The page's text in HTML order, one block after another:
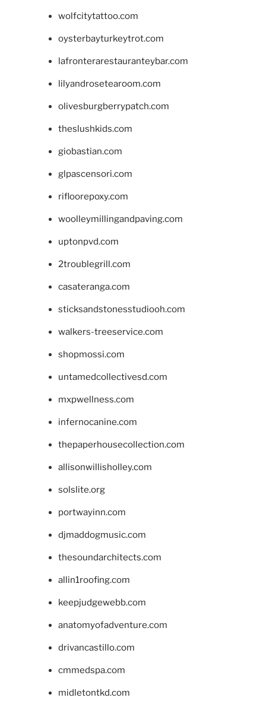
wolfcitytattoo.com
oysterbayturkeytrot.com
lafronterarestauranteybar.com
lilyandrosetearoom.com
olivesburgberrypatch.com
theslushkids.com
giobastian.com
glpascensori.com
rifloorepoxy.com
woolleymillingandpaving.com
uptonpvd.com
2troublegrill.com
casateranga.com
sticksandstonesstudiooh.com
walkers-treeservice.com
shopmossi.com
untamedcollectivesd.com
mxpwellness.com
infernocanine.com
thepaperhousecollection.com
allisonwillisholley.com
solslite.org
portwayinn.com
djmaddogmusic.com
thesoundarchitects.com
allin1roofing.com
keepjudgewebb.com
anatomyofadventure.com
drivancastillo.com
cmmedspa.com
midletontkd.com